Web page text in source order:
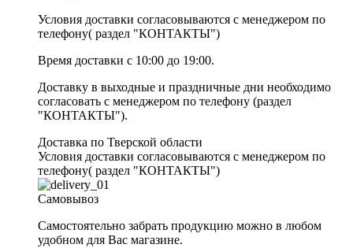
Условия доставки согласовываются с менеджером по
телефону( раздел "КОНТАКТЫ")
Время доставки с 10:00 до 19:00.
Доставку в выходные и праздничные дни необходимо
согласовать с менеджером по телефону (раздел
"КОНТАКТЫ").
Доставка по Тверской области
Условия доставки согласовываются с менеджером по
телефону( раздел "КОНТАКТЫ")
Самовывоз
Самостоятельно забрать продукцию можно в любом
удобном для Вас магазине.